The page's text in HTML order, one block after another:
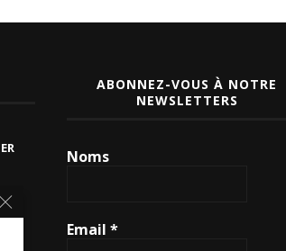
ABONNEZ-VOUS À NOTRE
NEWSLETTERS
Noms
Email*